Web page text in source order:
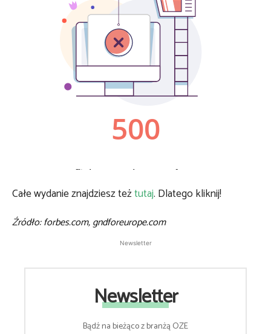
Całe wydanie znajdziesz teżtutaj. Dlatego kliknij!
Źródło: forbes.com, gndforeurope.com
Newsletter
Newsletter
Bądź na bieżąco z branżą OZE